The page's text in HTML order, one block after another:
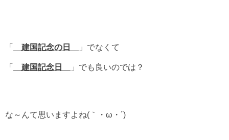
「 建国記念の日 」でなくて
「 建国記念日 」でも良いのでは？
な～んて思いますよね(｀・ω・´)